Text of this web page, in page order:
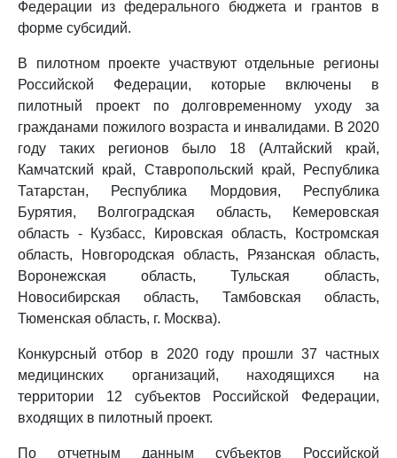
Федерации из федерального бюджета и грантов в
форме субсидий.
В пилотном проекте участвуют отдельные регионы
Российской Федерации, которые включены в
пилотный проект по долговременному уходу за
гражданами пожилого возраста и инвалидами. В 2020
году таких регионов было 18 (Алтайский край,
Камчатский край, Ставропольский край, Республика
Татарстан, Республика Мордовия, Республика
Бурятия, Волгоградская область, Кемеровская
область - Кузбасс, Кировская область, Костромская
область, Новгородская область, Рязанская область,
Воронежская область, Тульская область,
Новосибирская область, Тамбовская область,
Тюменская область, г. Москва).
Конкурсный отбор в 2020 году прошли 37 частных
медицинских организаций, находящихся на
территории 12 субъектов Российской Федерации,
входящих в пилотный проект.
По отчетным данным субъектов Российской